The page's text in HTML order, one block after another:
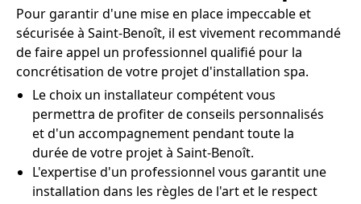
Pour garantir d'une mise en place impeccable et
sécurisée à Saint-Benoît, il est vivement recommandé
de faire appel un professionnel qualifié pour la
concrétisation de votre projet d'installation spa.
Le choix un installateur compétent vous
permettra de profiter de conseils personnalisés
et d'un accompagnement pendant toute la
durée de votre projet à Saint-Benoît.
L'expertise d'un professionnel vous garantit une
installation dans les règles de l'art et le respect